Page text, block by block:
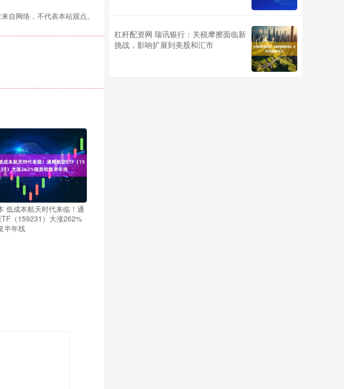
自网络，不代表本站观点。
低成本航天时代来临！通
（159231）大涨262%
半年线
杠杆配资网 瑞讯银行：关税摩擦面临新
挑战，影响扩展到美股和汇市